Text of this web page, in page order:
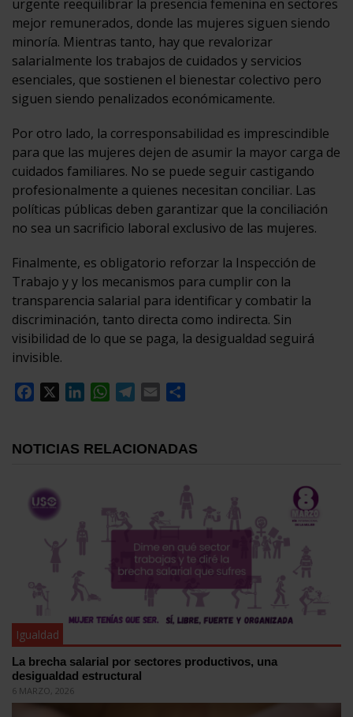
urgente reequilibrar la presencia femenina en sectores
mejor remunerados, donde las mujeres siguen siendo
minoría. Mientras tanto, hay que revalorizar
salarialmente los trabajos de cuidados y servicios
esenciales, que sostienen el bienestar colectivo pero
siguen siendo penalizados económicamente.
Por otro lado, la corresponsabilidad es imprescindible
para que las mujeres dejen de asumir la mayor carga de
cuidados familiares. No se puede seguir castigando
profesionalmente a quienes necesitan conciliar. Las
políticas públicas deben garantizar que la conciliación
no sea un sacrificio laboral exclusivo de las mujeres.
Finalmente, es obligatorio reforzar la Inspección de
Trabajo y y los mecanismos para cumplir con la
transparencia salarial para identificar y combatir la
discriminación, tanto directa como indirecta. Sin
visibilidad de lo que se paga, la desigualdad seguirá
invisible.
Facebook
LinkedInWhatsApp
Telegram
Email
NOTICIAS RELACIONADAS
Igualdad
La brecha salarial por sectores productivos, una
desigualdad estructural
6 MARZO, 2026